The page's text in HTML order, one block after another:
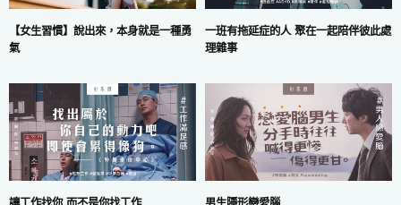
【女生習慣】說出來，本身就是一種勇
氣
一班有拖延症的人 聚在一起陪伴彼此處
理雜事